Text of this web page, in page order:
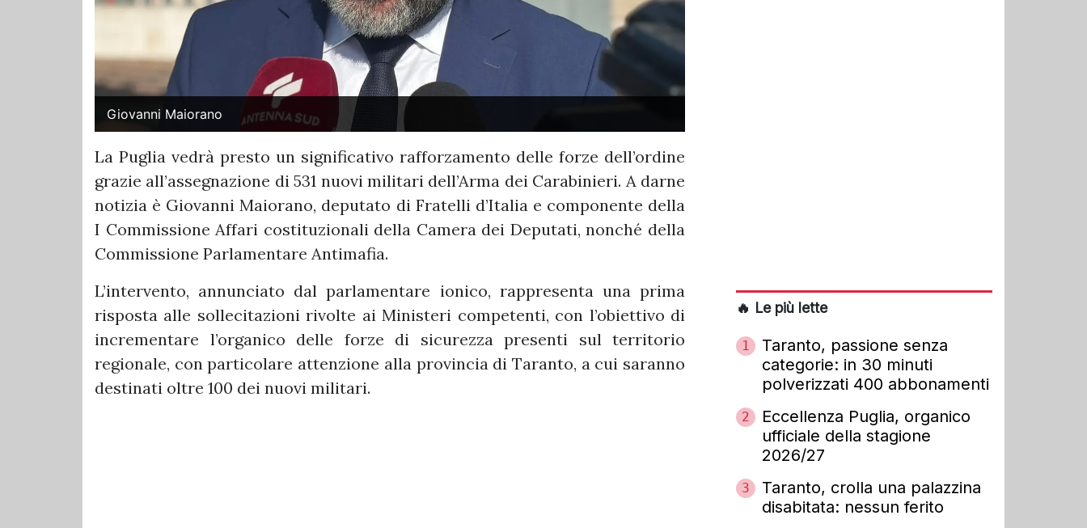
Giovanni Maiorano
La Puglia vedrà presto un significativo rafforzamento delle forze dell’ordine
grazie all’assegnazione di 531 nuovi militari dell’Arma dei Carabinieri. A darne
notizia è Giovanni Maiorano, deputato di Fratelli d’Italia e componente della
I Commissione Affari costituzionali della Camera dei Deputati, nonché della
Commissione Parlamentare Antimafia.
L’intervento, annunciato dal parlamentare ionico, rappresenta una prima
risposta alle sollecitazioni rivolte ai Ministeri competenti, con l’obiettivo di
incrementare l’organico delle forze di sicurezza presenti sul territorio
regionale, con particolare attenzione alla provincia di Taranto, a cui saranno
destinati oltre 100 dei nuovi militari.
🔥 Le più lette
1
Taranto, passione senza
categorie: in 30 minuti
polverizzati 400 abbonamenti
2
Eccellenza Puglia, organico
ufficiale della stagione
2026/27
3
Taranto, crolla una palazzina
disabitata: nessun ferito